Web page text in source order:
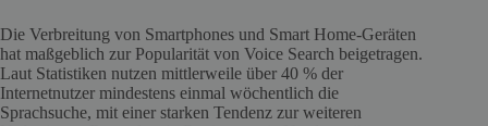
Die Verbreitung von Smartphones und Smart Home-Geräten
hat maßgeblich zur Popularität von Voice Search beigetragen.
Laut Statistiken nutzen mittlerweile über 40 % der
Internetnutzer mindestens einmal wöchentlich die
Sprachsuche, mit einer starken Tendenz zur weiteren